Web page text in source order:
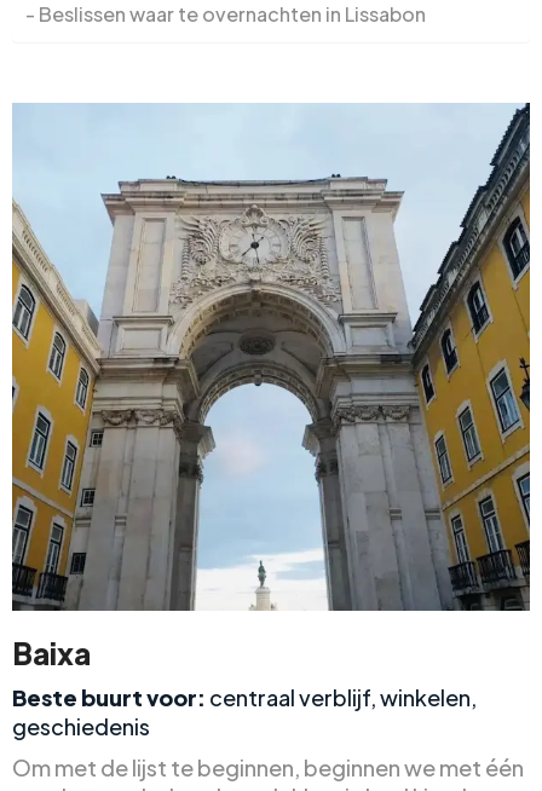
Beslissen waar te overnachten in Lissabon
Baixa
Beste buurt voor: centraal verblijf, winkelen,
geschiedenis
Om met de lijst te beginnen, beginnen we met één